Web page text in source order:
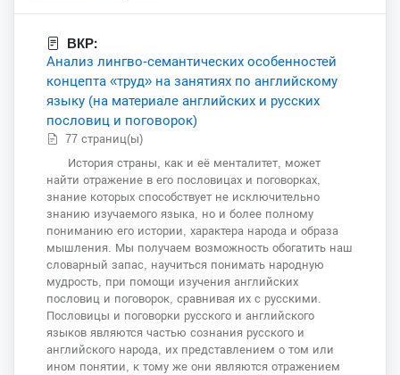
ВКР:
Анализ лингво-семантических особенностей
концепта «труд» на занятиях по английскому
языку (на материале английских и русских
пословиц и поговорок)
77 страниц(ы)
История страны, как и её менталитет, может
найти отражение в его пословицах и поговорках,
знание которых способствует не исключительно
знанию изучаемого языка, но и более полному
пониманию его истории, характера народа и образа
мышления. Мы получаем возможность обогатить наш
словарный запас, научиться понимать народную
мудрость, при помощи изучения английских
пословиц и поговорок, сравнивая их с русскими.
Пословицы и поговорки русского и английского
языков являются частью сознания русского и
английского народа, их представлением о том или
ином понятии, к тому же они являются отражением